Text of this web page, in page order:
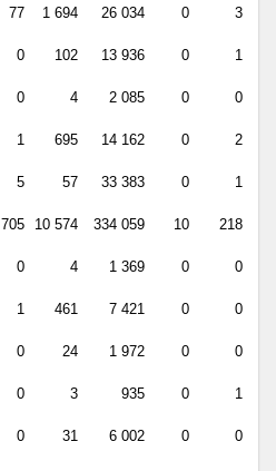
77 1 694 26 034 0 3
0 102 13 936 0 1
0 4 2 085 0 0
1 695 14 162 0
2
5 57 33 383 0 1
705 10 574 334 059 10 218
0 4 1 369 0 0
1 461 7 421 0 0
0 24 1 972 0 0
0 3 935 0
1
0 31 6 002 0 0